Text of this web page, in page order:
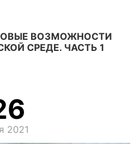
ВОЗМОЖНОСТИ
СРЕДЕ. ЧАСТЬ 1
2021